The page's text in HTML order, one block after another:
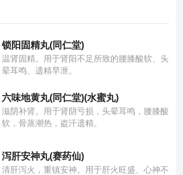
锁阳固精丸(同仁堂)
温肾固精。用于肾阳不足所致的腰膝酸软、头
晕耳鸣、遗精早泄。
六味地黄丸(同仁堂)(水蜜丸)
滋阴补肾。用于肾阴亏损，头晕耳鸣，腰膝酸
软，骨蒸潮热，盗汗遗精。
泻肝安神丸(赛药仙)
清肝泻火，重镇安神。用于肝火旺盛、心神不